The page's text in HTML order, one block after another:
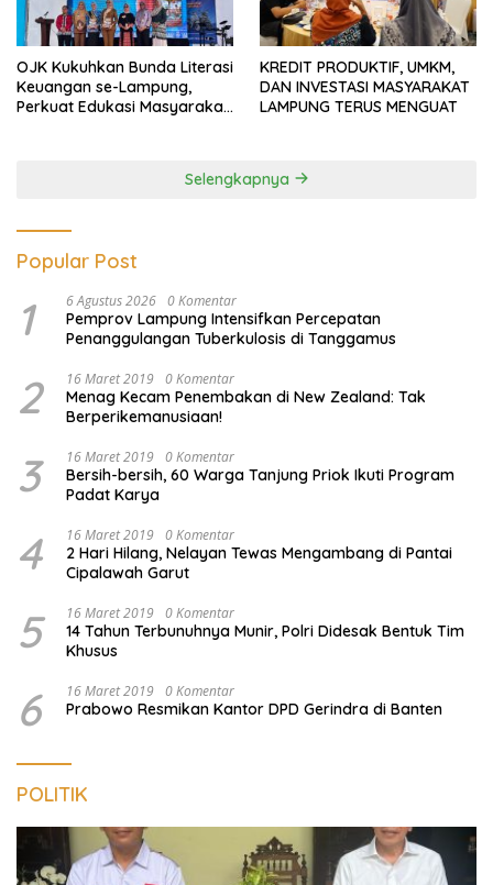
OJK Kukuhkan Bunda Literasi
Keuangan se-Lampung,
Perkuat Edukasi Masyarakat
KREDIT PRODUKTIF, UMKM,
DAN INVESTASI MASYARAKAT
LAMPUNG TERUS MENGUAT
Selengkapnya
Popular Post
1 6 Agustus 2026 0 Komentar
Pemprov Lampung Intensifkan Percepatan
Penanggulangan Tuberkulosis di Tanggamus
2 16 Maret 2019 0 Komentar
Menag Kecam Penembakan di New Zealand: Tak
Berperikemanusiaan!
3 16 Maret 2019 0 Komentar
Bersih-bersih, 60 Warga Tanjung Priok Ikuti Program
Padat Karya
4 16 Maret 2019 0 Komentar
2 Hari Hilang, Nelayan Tewas Mengambang di Pantai
Cipalawah Garut
5 16 Maret 2019 0 Komentar
14 Tahun Terbunuhnya Munir, Polri Didesak Bentuk Tim
Khusus
6 16 Maret 2019 0 Komentar
Prabowo Resmikan Kantor DPD Gerindra di Banten
POLITIK